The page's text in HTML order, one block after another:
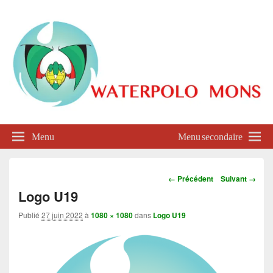
Waterpolo Mons
Menu Menu secondaire
Navigation
images
← Précédent Suivant →
Logo U19
Publié 27 juin 2022 à 1080 × 1080dans Logo U19